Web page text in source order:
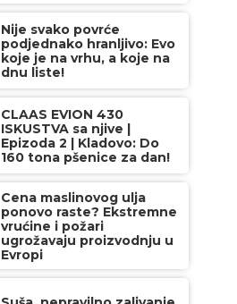
Nije svako povrće
podjednako hranljivo: Evo
koje je na vrhu, a koje na
dnu liste!
CLAAS EVION 430
ISKUSTVA sa njive |
Epizoda 2 | Kladovo: Do
160 tona pšenice za dan!
Cena maslinovog ulja
ponovo raste? Ekstremne
vrućine i požari
ugrožavaju proizvodnju u
Evropi